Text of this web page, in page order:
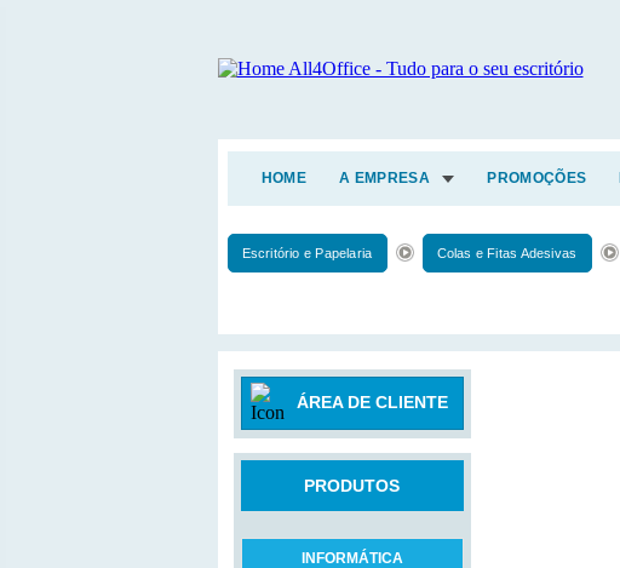
HOME A EMPRESA PROMOÇÕES
Escritório e Papelaria Colas e Fitas Adesivas
ÁREA DE CLIENTE
PRODUTOS
INFORMÁTICA